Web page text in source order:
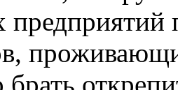
предприятий
брать